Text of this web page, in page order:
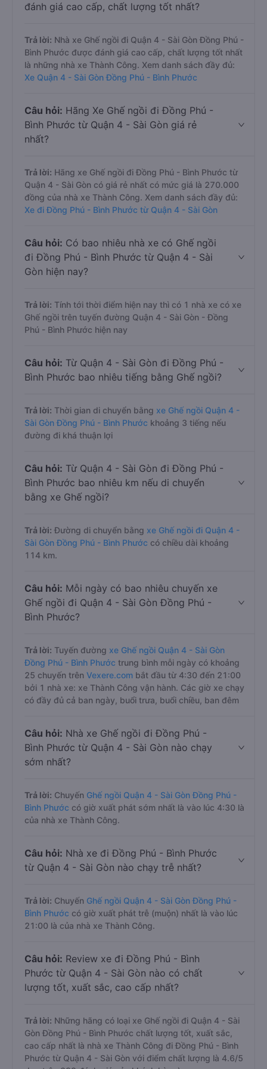
đánh giá cao cấp, chất lượng tốt nhất?
Trả lời: Nhà xe Ghế ngồi đi Quận 4 - Sài Gòn Đồng Phú -
Bình Phước được đánh giá cao cấp, chất lượng tốt nhất
là những nhà xe Thành Công. Xem danh sách đầy đủ:
Xe Quận 4 - Sài Gòn Đồng Phú - Bình Phước
Câu hỏi: Hãng Xe Ghế ngồi đi Đồng Phú -
Bình Phước từ Quận 4 - Sài Gòn giá rẻ
nhất?
Trả lời: Hãng xe Ghế ngồi đi Đồng Phú - Bình Phước từ
Quận 4 - Sài Gòn có giá rẻ nhất có mức giá là 270.000
đồng của nhà xe Thành Công. Xem danh sách đầy đủ:
Xe đi Đồng Phú - Bình Phước từ Quận 4 - Sài Gòn
Câu hỏi: Có bao nhiêu nhà xe có Ghế ngồi
đi Đồng Phú - Bình Phước từ Quận 4 - Sài
Gòn hiện nay?
Trả lời: Tính tới thời điểm hiện nay thì có 1 nhà xe có xe
Ghế ngồi trên tuyến đường Quận 4 - Sài Gòn - Đồng
Phú - Bình Phước hiện nay
Câu hỏi: Từ Quận 4 - Sài Gòn đi Đồng Phú -
Bình Phước bao nhiêu tiếng bằng Ghế ngồi?
Trả lời: Thời gian di chuyển bằng xe Ghế ngồi Quận 4 -
Sài Gòn Đồng Phú - Bình Phước khoảng 3 tiếng nếu
đường đi khá thuận lợi
Câu hỏi: Từ Quận 4 - Sài Gòn đi Đồng Phú -
Bình Phước bao nhiêu km nếu di chuyển
bằng xe Ghế ngồi?
Trả lời: Đường di chuyển bằng xe Ghế ngồi đi Quận 4 -
Sài Gòn Đồng Phú - Bình Phước có chiều dài khoảng
114 km.
Câu hỏi: Mỗi ngày có bao nhiêu chuyến xe
Ghế ngồi đi Quận 4 - Sài Gòn Đồng Phú -
Bình Phước?
Trả lời: Tuyến đường xe Ghế ngồi Quận 4 - Sài Gòn
Đồng Phú - Bình Phước trung bình mỗi ngày có khoảng
25 chuyến trên Vexere.com bắt đầu từ 4:30 đến 21:00
bởi 1 nhà xe: xe Thành Công vận hành. Các giờ xe chạy
có đầy đủ cả ban ngày, buổi trưa, buổi chiều, ban đêm
Câu hỏi: Nhà xe Ghế ngồi đi Đồng Phú -
Bình Phước từ Quận 4 - Sài Gòn nào chạy
sớm nhất?
Trả lời: Chuyến Ghế ngồi Quận 4 - Sài Gòn Đồng Phú -
Bình Phước có giờ xuất phát sớm nhất là vào lúc 4:30 là
của nhà xe Thành Công.
Câu hỏi: Nhà xe đi Đồng Phú - Bình Phước
từ Quận 4 - Sài Gòn nào chạy trễ nhất?
Trả lời: Chuyến Ghế ngồi Quận 4 - Sài Gòn Đồng Phú -
Bình Phước có giờ xuất phát trễ (muộn) nhất là vào lúc
21:00 là của nhà xe Thành Công.
Câu hỏi: Review xe đi Đồng Phú - Bình
Phước từ Quận 4 - Sài Gòn nào có chất
lượng tốt, xuất sắc, cao cấp nhất?
Trả lời: Những hãng có loại xe Ghế ngồi đi Quận 4 - Sài
Gòn Đồng Phú - Bình Phước chất lượng tốt, xuất sắc,
cao cấp nhất là nhà xe Thành Công đi Đồng Phú - Bình
Phước từ Quận 4 - Sài Gòn với điểm chất lượng là 4.6/5